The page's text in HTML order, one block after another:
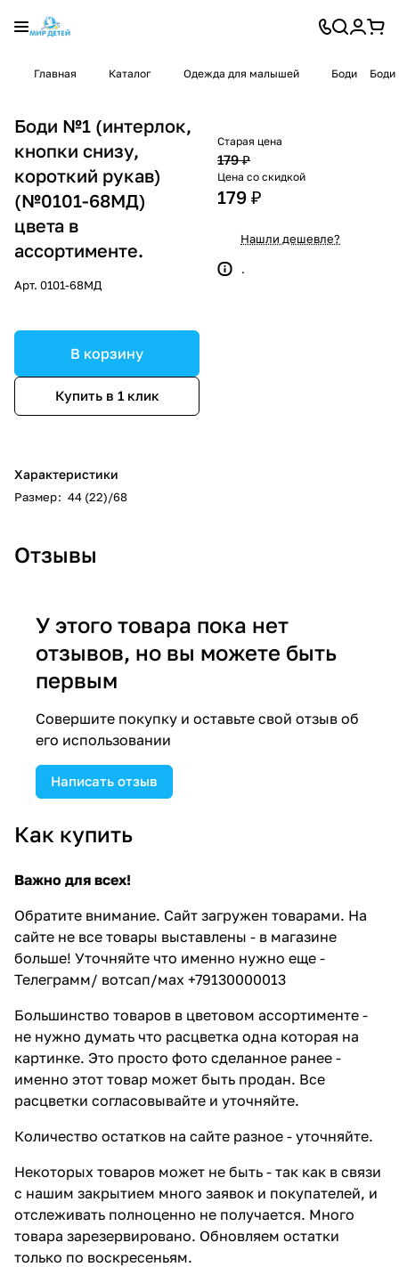
Главная Каталог Одежда для малышей Боди Боди
Боди №1 (интерлок,
кнопки снизу,
короткий рукав)
(№0101-68МД)
цвета в
ассортименте.
Арт. 0101-68МД
В корзину
Купить в 1 клик
Характеристики
Размер: 44 (22)/68
Старая цена
179 ₽
Цена со скидкой
179 ₽
Нашли дешевле?
.
Отзывы
У этого товара пока нет
отзывов, но вы можете быть
первым
Совершите покупку и оставьте свой отзыв об
его использовании
Написать отзыв
Как купить
Важно для всех!
Обратите внимание. Сайт загружен товарами. На
сайте не все товары выставлены - в магазине
больше! Уточняйте что именно нужно еще -
Телеграмм/ вотсап/мах +79130000013
Большинство товаров в цветовом ассортименте -
не нужно думать что расцветка одна которая на
картинке. Это просто фото сделанное ранее -
именно этот товар может быть продан. Все
расцветки согласовывайте и уточняйте.
Количество остатков на сайте разное - уточняйте.
Некоторых товаров может не быть - так как в связи
с нашим закрытием много заявок и покупателей, и
отслеживать полноценно не получается. Много
товара зарезервировано. Обновляем остатки
только по воскресеньям.